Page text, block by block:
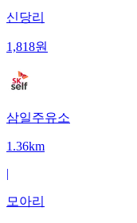
신당리
1,818원
삼일주유소
1.36km
|
모아리